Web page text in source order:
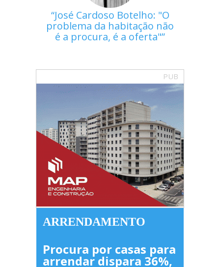
José Cardoso Botelho: "O
problema da habitação não
é a procura, é a oferta"
PUB
ARRENDAMENTO
Procura por casas para
arrendar dispara 36%,